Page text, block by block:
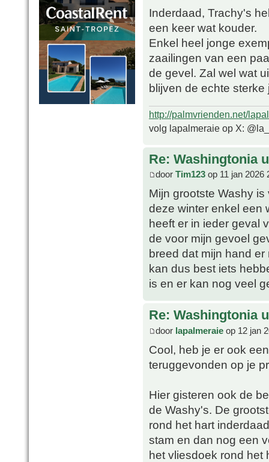
Inderdaad, Trachy's
een keer wat kouder.
Enkel heel jonge
zaailingen van een
de gevel. Zal wel wat
blijven de echte
http://palmvrienden.net/
volg lapalmeraie op X:
Re: Washingtonia
door Tim123 op 11 jan 2026
Mijn grootste Washy
deze winter enkel een
heeft er in ieder geval
de voor mijn gevoel
breed dat mijn hand
kan dus best iets
is en er kan nog veel
Re: Washingtonia
door lapalmeraie op 12 jan
Cool, heb je er ook
teruggevonden op je
Hier gisteren ook de
de Washy's. De
rond het hart
stam en dan nog een
het vliesdoek rond het